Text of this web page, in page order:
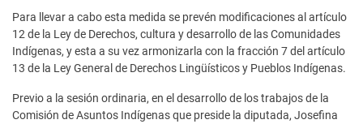
Para llevar a cabo esta medida se prevén modificaciones al artículo
12 de la Ley de Derechos, cultura y desarrollo de las Comunidades
Indígenas, y esta a su vez armonizarla con la fracción 7 del artículo
13 de la Ley General de Derechos Lingüísticos y Pueblos Indígenas.
Previo a la sesión ordinaria, en el desarrollo de los trabajos de la
Comisión de Asuntos Indígenas que preside la diputada, Josefina